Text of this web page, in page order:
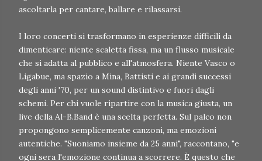
ascoltarla per cantare, ballare e rilassarsi.
I loro concerti si trasformano in esperienze difficili da
dimenticare: niente scaletta fissa, ma un flusso musicale
che si adatta al pubblico e all'atmosfera. Niente Vasco o
Ligabue, ma spazio a Mina, Battisti e ai grandi successi
degli anni '70, per un sound distintivo e fuori dagli
schemi. Per chi vuole ripartire con la musica giusta, un
live della Al-B.Band è una scelta perfetta. Sul palco non
propongono semplicemente canzoni, ma emozioni
autentiche. "Suoniamo insieme da 25 anni", raccontano, "e
ogni sera l'emozione continua a scorrere. È questo che